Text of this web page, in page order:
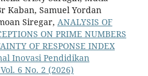
Kaban, Samuel Yordan
Siregar, ANALYSIS OF
ON PRIME NUMBERS
OF RESPONSE INDEX
Inovasi Pendidikan
6 No. 2 (2026)